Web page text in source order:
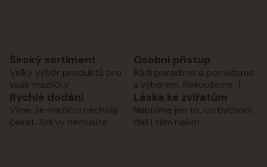
Široký sortiment
Velký výběr produktů pro
vaše mazlíčky
Osobní přístup
Rádi poradíme a pomůžeme
s výběrem. Nekoušeme :)
Rychlé dodání
Víme, že mazlíčci nechtějí
čekat. Ani vy nemusíte.
Láska ke zvířatům
Nabízíme jen to, co bychom
dali i těm našim.